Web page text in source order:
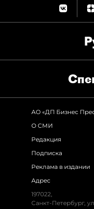
АО «ДП Бизнес
О СМИ
Редакция
Подписка
Реклама в издании
Адрес
197022,
Санкт-Петербург,